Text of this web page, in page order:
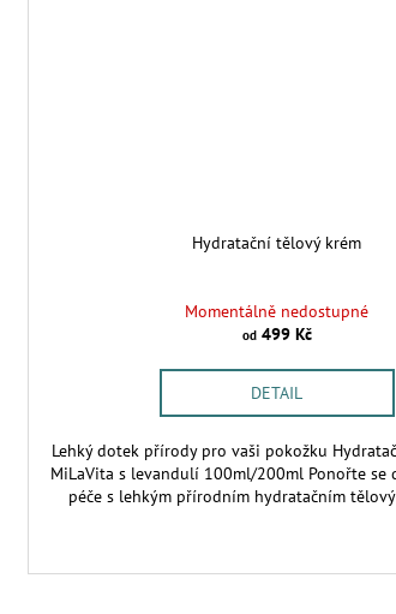
Hydratační tělový krém
Momentálně nedostupné
od499 Kč
DETAIL
Lehký dotek přírody pro vaši pokožku
MiLaVita s levandulí 100ml/200ml Ponořte se
péče s lehkým přírodním hydratačním